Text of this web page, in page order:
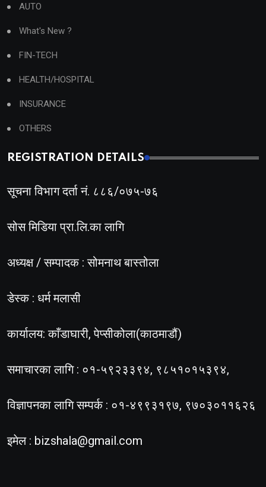
AUTO
What's New ?
FIN-TECH
HEALTH/HOSPITAL
INSURANCE
OTHERS
REGISTRATION DETAILS
सूचना विभाग दर्ता नं. ८८६/०७५-७६
सोस मिडिया प्रा.लि.का लागि
अध्यक्ष / सम्पादक : सोमनाथ बास्तोला
डेस्क : धर्म मलासी
कार्यालय: काँडाघारी, पेप्सीकोला(काठमाडौं)
समाचारका लागि : ०१-५९२३३९४, ९८५१०१५३९४,
विज्ञापनका लागि सम्पर्क : ०१-४९९३१९७, ९७०३०११६२६
इमेल : bizshala@gmail.com